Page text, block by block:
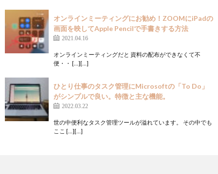
オンラインミーティングにお勧め！ZOOMにiPadの
画面を映してApple Pencilで手書きする方法
2021.04.16
オンラインミーティングだと 資料の配布ができなくて不
便・・ […][…]
ひとり仕事のタスク管理にMicrosoftの「To Do」
がシンプルで良い。特徴と主な機能。
2022.03.22
世の中便利なタスク管理ツールが溢れています。 その中でも
ここ […][…]